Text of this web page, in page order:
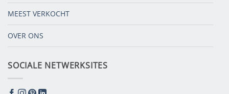
MEEST VERKOCHT
OVER ONS
SOCIALE NETWERKSITES